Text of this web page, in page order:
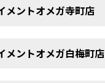
メントオメガ寺町店
メントオメガ白梅町店